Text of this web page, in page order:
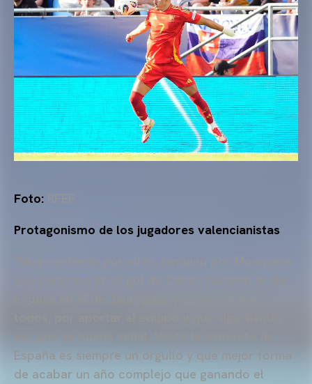
Foto:
Protagonismo de los jugadores valencianistas
España es siempre un orgullo y qué mejor forma
de acabar un año complejo que ganando el